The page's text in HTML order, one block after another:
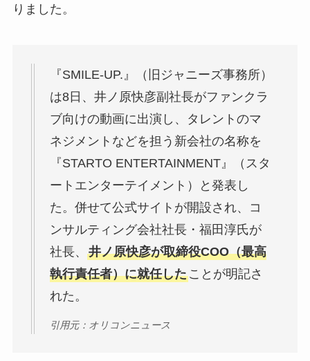
りました。
『SMILE-UP.』（旧ジャニーズ事務所）
は8日、井ノ原快彦副社長がファンクラ
ブ向けの動画に出演し、タレントのマ
ネジメントなどを担う新会社の名称を
『STARTO ENTERTAINMENT』（スタ
ートエンターテイメント）と発表し
た。併せて公式サイトが開設され、コ
ンサルティング会社社長・福田淳氏が
社長、 井ノ原快彦が取締役COO（最高
執行責任者）に就任したことが明記さ
れた。
引用元：オリコンニュース